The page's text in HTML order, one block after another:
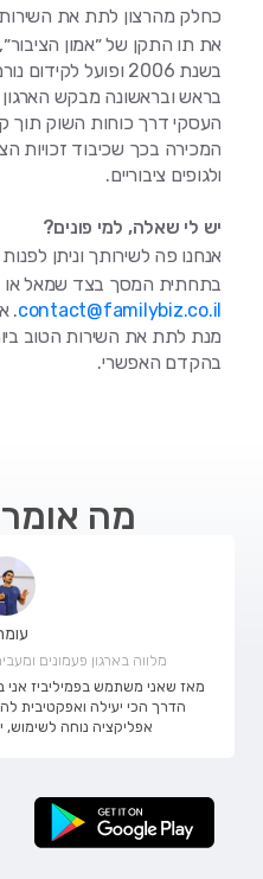
כחלק מהרצון לתת את השירות
את תו התקן של ״אמון
בשנת 2006 ופועל
בראש ובראשונה מבקש
העסקי דרך כוחות השוק תוך
המכירה בכך שכיבוד זכויות
ולגופים ציבוריים.
יש לי שאלה, למי פונים?
אנחנו פה לשירותך וניתן
בתחתית המסך בצד שמאל או
contact@familybiz.co.il
.
מנת לתת את השירות הטוב
בהקדם האפשרי.
מה
מלווה בארגון פעמונים
מאז שאני משתמש בפמיליביז
הדרך הכי יעילה ואפקטיבית
אפליקציה נוחה לשימוש,